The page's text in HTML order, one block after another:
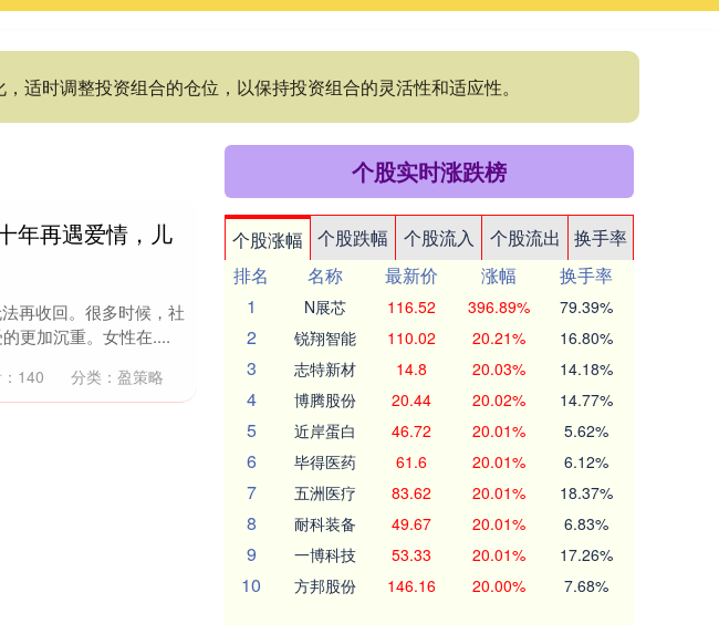
适时调整投资组合的仓位，以保持投资组合的灵活性和适应性。
年再遇爱情，儿
再收回。很多时候，社
更加沉重。女性在....
140 分类： 盈策略
个股实时涨跌榜
个股涨幅 个股跌幅 个股流入 个股流出
换手率
排名
名称 最新价 涨幅
换手率
1
N展芯 116.52 396.89% 79.39%
2 锐翔智能 110.02 20.21% 16.80%
3 志特新材 14.8 20.03% 14.18%
4 博腾股份 20.44 20.02% 14.77%
5 近岸蛋白 46.72 20.01% 5.62%
6 毕得医药 61.6 20.01% 6.12%
7 五洲医疗 83.62 20.01% 18.37%
8 耐科装备 49.67 20.01% 6.83%
9 一博科技 53.33 20.01% 17.26%
10 方邦股份 146.16 20.00% 7.68%